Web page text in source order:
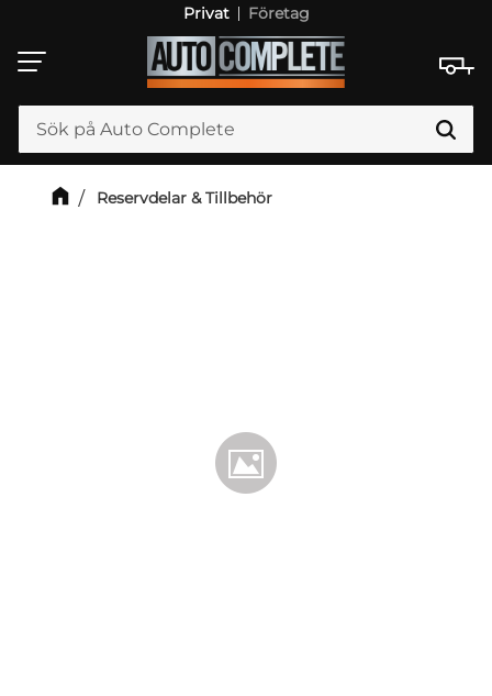
Meny
Privat Företag
Reservdelar & Tillbehör